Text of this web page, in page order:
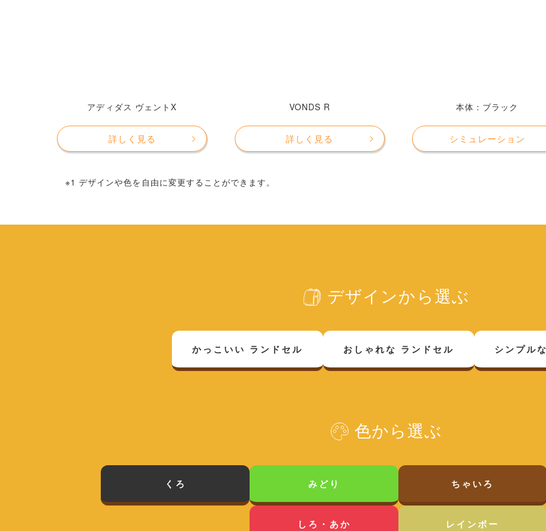
アディダス ヴェントX
詳しく見る
VONDS R
詳しく見る
本体：ブラック
シミュレーション
※1 デザインや色を自由に変更することができます。
デザインから選ぶ
かっこいい ランドセル おしゃれな ランドセル シンプルな
色から選ぶ
くろ みどり ちゃいろ
しろ・あか レインボー